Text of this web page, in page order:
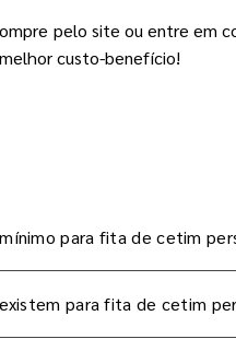
pelo site ou entre em
custo-benefício!
para fita de cetim
para fita de cetim